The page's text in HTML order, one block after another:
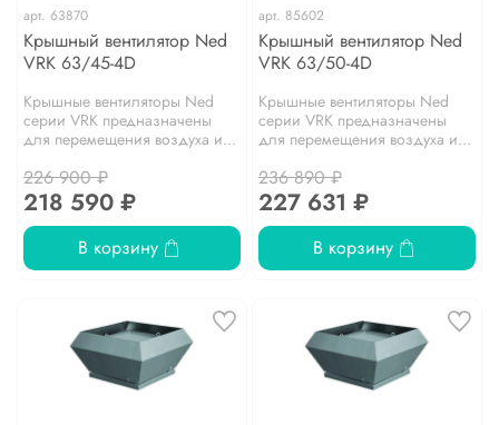
арт. 63870
Крышный вентилятор Ned
VRK 63/45-4D
Крышные вентиляторы Ned
серии VRK предназначены
для перемещения воздуха и...
226 900 ₽
218 590 ₽
В корзину
арт. 85602
Крышный вентилятор Ned
VRK 63/50-4D
Крышные вентиляторы Ned
серии VRK предназначены
для перемещения воздуха и...
236 890 ₽
227 631 ₽
В корзину